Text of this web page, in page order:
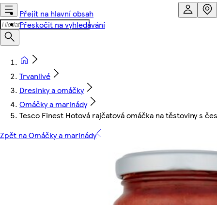
Přejít na hlavní obsah
Přeskočit na vyhledávání
Trvanlivé
Dresinky a omáčky
Omáčky a marinády
Tesco Finest Hotová rajčatová omáčka na těstoviny s
Zpět na Omáčky a marinády